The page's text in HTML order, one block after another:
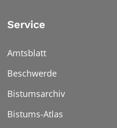
Service
Amtsblatt
Beschwerde
Bistumsarchiv
Bistums-Atlas